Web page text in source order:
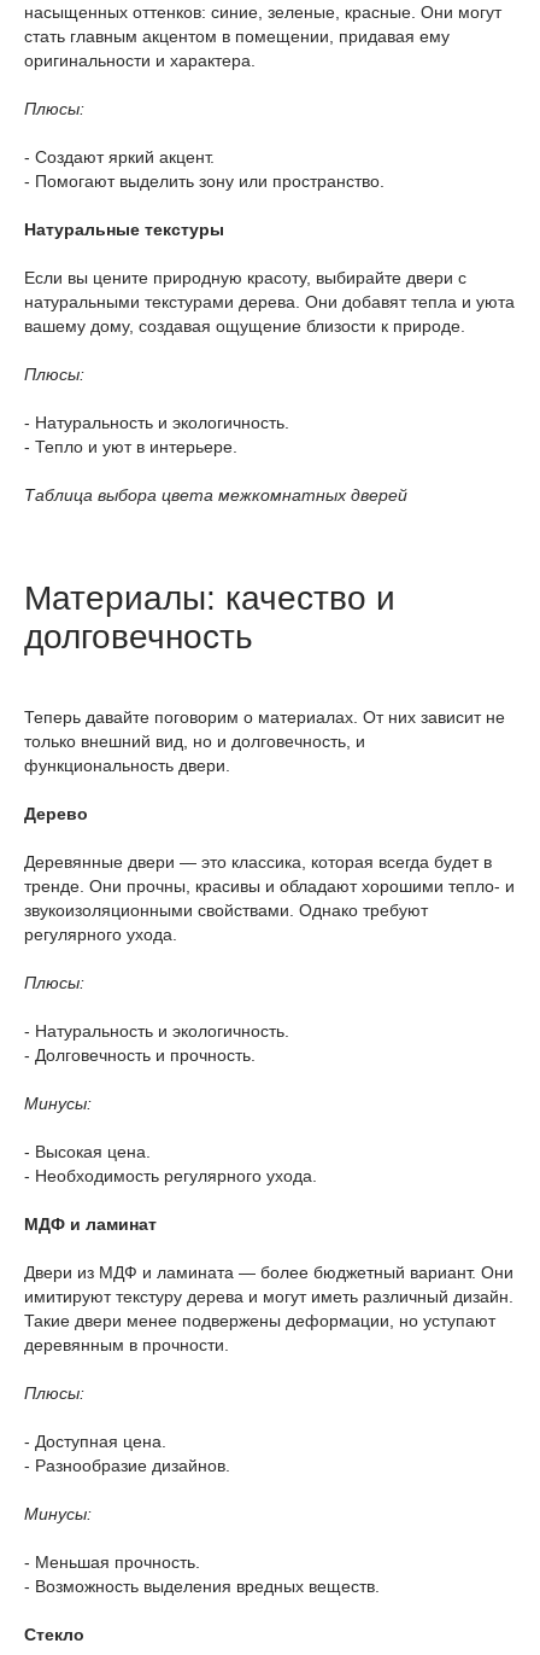
насыщенных оттенков: синие, зеленые, красные. Они могут
стать главным акцентом в помещении, придавая ему
оригинальности и характера.
Плюсы:
- Создают яркий акцент.
- Помогают выделить зону или пространство.
Натуральные текстуры
Если вы цените природную красоту, выбирайте двери с
натуральными текстурами дерева. Они добавят тепла и уюта
вашему дому, создавая ощущение близости к природе.
Плюсы:
- Натуральность и экологичность.
- Тепло и уют в интерьере.
Таблица выбора цвета межкомнатных дверей
Материалы: качество и
долговечность
Теперь давайте поговорим о материалах. От них зависит не
только внешний вид, но и долговечность, и
функциональность двери.
Дерево
Деревянные двери — это классика, которая всегда будет в
тренде. Они прочны, красивы и обладают хорошими тепло- и
звукоизоляционными свойствами. Однако требуют
регулярного ухода.
Плюсы:
- Натуральность и экологичность.
- Долговечность и прочность.
Минусы:
- Высокая цена.
- Необходимость регулярного ухода.
МДФ и ламинат
Двери из МДФ и ламината — более бюджетный вариант. Они
имитируют текстуру дерева и могут иметь различный дизайн.
Такие двери менее подвержены деформации, но уступают
деревянным в прочности.
Плюсы:
- Доступная цена.
- Разнообразие дизайнов.
Минусы:
- Меньшая прочность.
- Возможность выделения вредных веществ.
Стекло